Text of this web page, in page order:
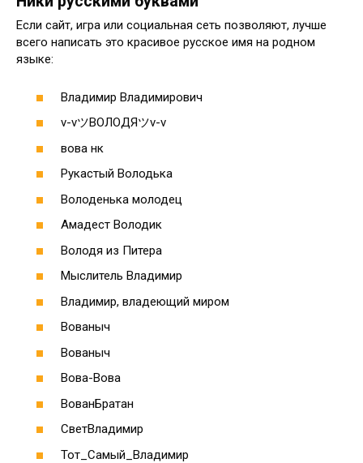
Если сайт, игра или социальная сеть позволяют, лучше
всего написать это красивое русское имя на родном
языке:
Владимир Владимирович
v-vツВОЛОДЯツv-v
вова нк
Рукастый Володька
Володенька молодец
Амадест Володик
Володя из Питера
Мыслитель Владимир
Владимир, владеющий миром
Вованыч
Вованыч
Вова-Вова
ВованБратан
СветВладимир
Тот_Самый_Владимир